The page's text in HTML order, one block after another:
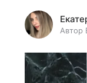
Автор